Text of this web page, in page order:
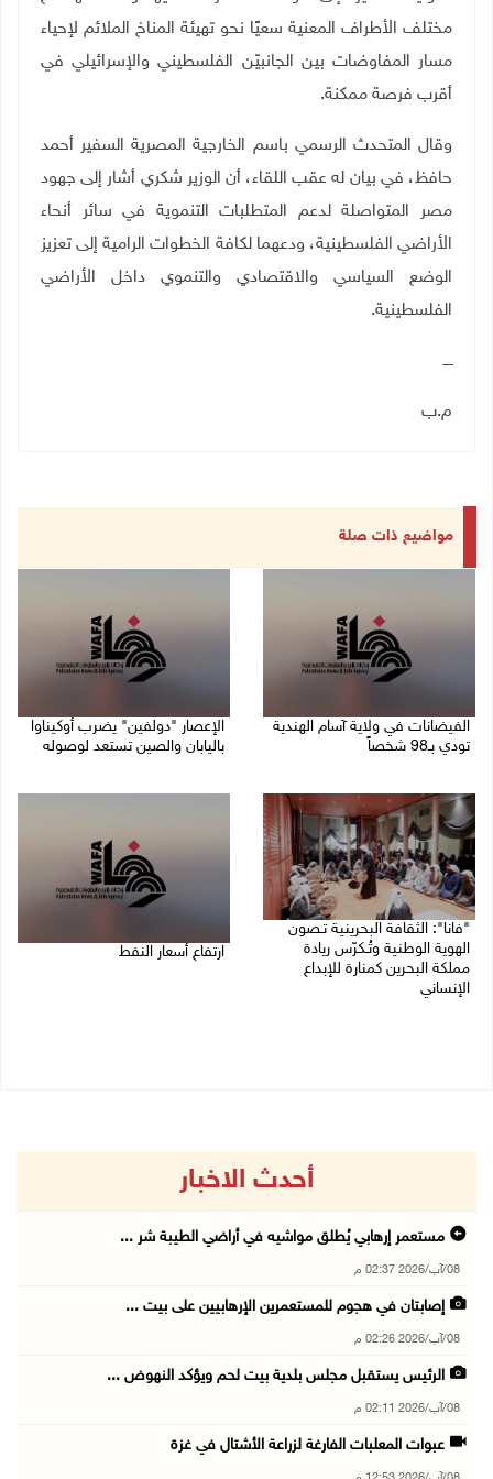
مختلف الأطراف المعنية سعيًا نحو تهيئة المناخ الملائم لإحياء
مسار المفاوضات بين الجانبيّن الفلسطيني والإسرائيلي في
أقرب فرصة ممكنة.
وقال المتحدث الرسمي باسم الخارجية المصرية السفير أحمد
حافظ، في بيان له عقب اللقاء، أن الوزير شكري أشار إلى جهود
مصر المتواصلة لدعم المتطلبات التنموية في سائر أنحاء
الأراضي الفلسطينية، ودعهما لكافة الخطوات الرامية إلى تعزيز
الوضع السياسي والاقتصادي والتنموي داخل الأراضي
الفلسطينية.
ــــ
م.ب
مواضيع ذات صلة
الفيضانات في ولاية آسام الهندية
تودي بـ98 شخصاً
الإعصار "دولفين" يضرب أوكيناوا
باليابان والصين تستعد لوصوله
"فانا": الثقافة البحرينية تـصون
الهوية الوطنية وتُـكرّس ريادة
مملكة البحرين كمنارة للإبداع
الإنساني
ارتفاع أسعار النفط
أحدث الاخبار
مستعمر إرهابي يُطلق مواشيه في أراضي الطيبة شر ...
08/آب/2026 02:37 م
إصابتان في هجوم للمستعمرين الإرهابيين على بيت ...
08/آب/2026 02:26 م
الرئيس يستقبل مجلس بلدية بيت لحم ويؤكد النهوض ...
08/آب/2026 02:11 م
عبوات المعلبات الفارغة لزراعة الأشتال في غزة